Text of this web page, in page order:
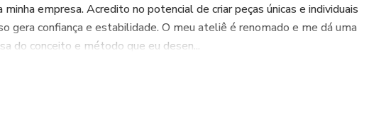
empresa. Acredito no potencial de criar peças únicas e individuais
gera confiança e estabilidade. O meu ateliê é renomado e me dá uma
do conceito e método que eu desen...